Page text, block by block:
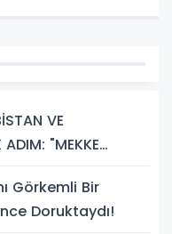
VE
"MEKKE
Görkemli Bir
Doruktaydı!